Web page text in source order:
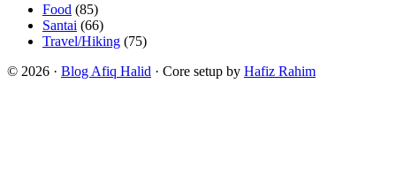
Food (85)
Santai (66)
Travel/Hiking (75)
© 2026 · Blog Afiq Halid · Core setup by Hafiz Rahim